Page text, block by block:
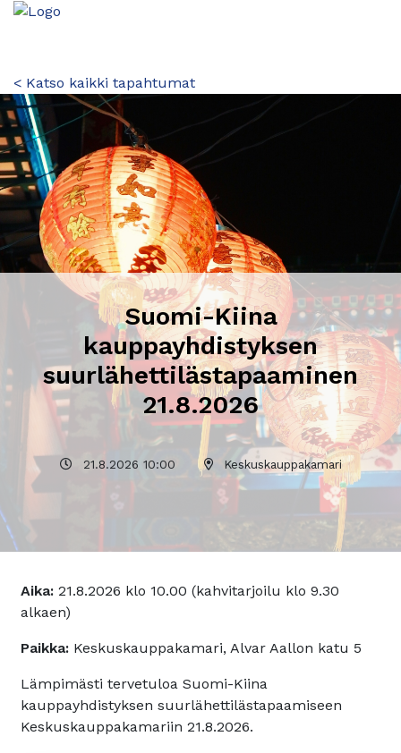
< Katso kaikki tapahtumat
Suomi-Kiina
kauppayhdistyksen
suurlähettilästapaaminen
21.8.2026
21.8.2026 10:00 Keskuskauppakamari
Aika: 21.8.2026 klo 10.00 (kahvitarjoilu klo 9.30
alkaen)
Paikka: Keskuskauppakamari, Alvar Aallon katu 5
Lämpimästi tervetuloa Suomi-Kiina
kauppayhdistyksen suurlähettilästapaamiseen
Keskuskauppakamariin 21.8.2026.